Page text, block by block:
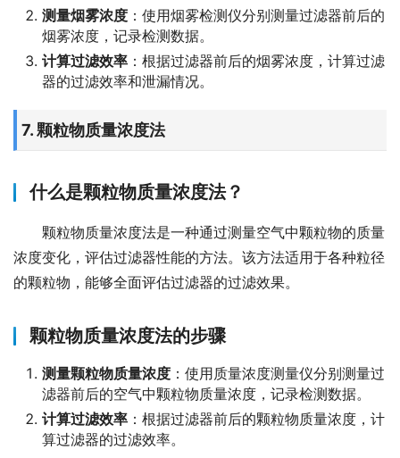
测量烟雾浓度 ：使用烟雾检测仪分别测量过滤器前后的
烟雾浓度，记录检测数据。
计算过滤效率 ：根据过滤器前后的烟雾浓度，计算过滤
器的过滤效率和泄漏情况。
7. 颗粒物质量浓度法
什么是颗粒物质量浓度法？
颗粒物质量浓度法是一种通过测量空气中颗粒物的质量
浓度变化，评估过滤器性能的方法。该方法适用于各种粒径
的颗粒物，能够全面评估过滤器的过滤效果。
颗粒物质量浓度法的步骤
测量颗粒物质量浓度 ：使用质量浓度测量仪分别测量过
滤器前后的空气中颗粒物质量浓度，记录检测数据。
计算过滤效率 ：根据过滤器前后的颗粒物质量浓度，计
算过滤器的过滤效率。